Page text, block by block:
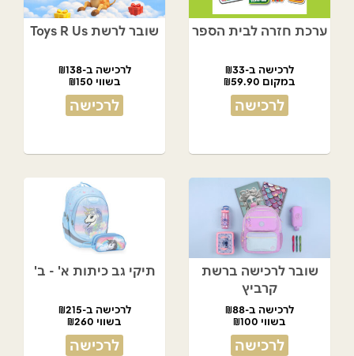
ערכת חזרה לבית הספר
לרכישה ב-₪33
במקום ₪59.90
לרכישה
שובר לרשת Toys R Us
לרכישה ב-₪138
בשווי ₪150
לרכישה
שובר לרכישה ברשת
קרביץ
לרכישה ב-₪88
בשווי ₪100
לרכישה
תיקי גב כיתות א' - ב'
לרכישה ב-₪215
בשווי ₪260
לרכישה